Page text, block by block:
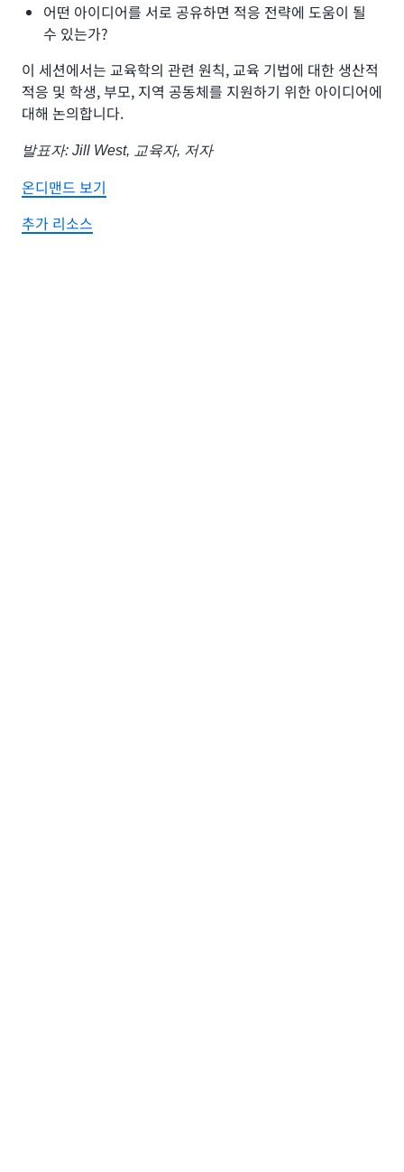
어떤 아이디어를 서로 공유하면 적응 전략에 도움이 될
수 있는가?
이 세션에서는 교육학의 관련 원칙, 교육 기법에 대한 생산적
적응 및 학생, 부모, 지역 공동체를 지원하기 위한 아이디어에
대해 논의합니다.
발표자: Jill West, 교육자, 저자
온디맨드 보기
추가 리소스